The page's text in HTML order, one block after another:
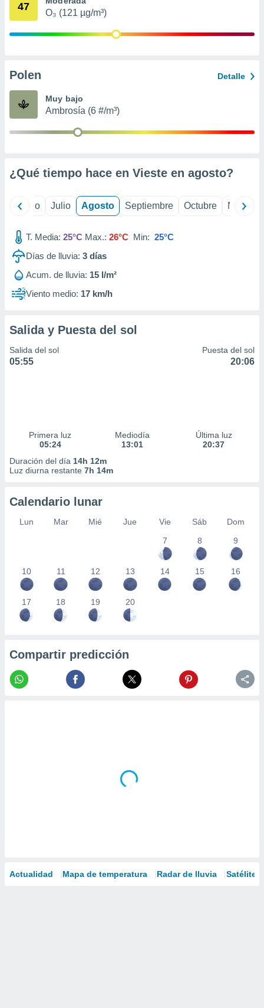
publicidad
de
1199
47
O₃ (121 µg/m³)
Polen Detalle
Muy bajo
Ambrosía (6 #/m³)
¿Qué tiempo hace en Vieste en agosto?
Junio Julio Agosto Septiembre Octubre
T. Media: 25°C Max.: 26°C Min: 25°C
Días de lluvia: 3 días
Acum. de lluvia: 15 l/m²
Viento medio: 17 km/h
Salida y Puesta del sol
Salida del sol
05:55
Puesta del sol
20:06
Primera luz
05:24
Mediodía
13:01
Última luz
20:37
Duración del día 14h 12m
Luz diurna restante 7h 14m
Calendario lunar
Lun Mar Mié Jue Vie Sáb
Dom
7
8 9
10 11 12 13 14 15 16
17 18 19 20
Compartir predicción
Actualidad Mapa de temperatura Radar de lluvia Satélites